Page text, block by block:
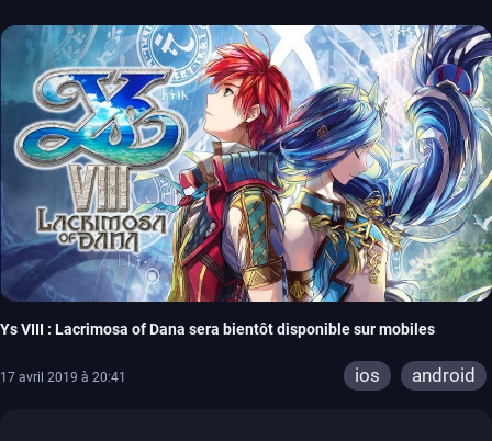
Ys VIII : Lacrimosa of Dana sera bientôt disponible sur mobiles
17 avril 2019 à 20:41 ios android